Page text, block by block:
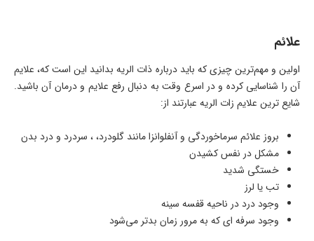
علائم
اولین و مهم‌ترین چیزی که باید درباره ذات الریه بدانید این است که، علایم
آن را شناسایی کرده و در اسرع وقت به دنبال رفع علایم و درمان آن باشید.
شایع ترین علایم زات الریه عبارتند از:
بروز علائم سرماخوردگی و آنفلوانزا مانند گلودرد، ، سردرد و درد بدن
مشکل در نفس کشیدن
خستگی شدید
تب یا لرز
وجود درد در ناحیه قفسه سینه
وجود سرفه ای که به مرور زمان بدتر می‌شود